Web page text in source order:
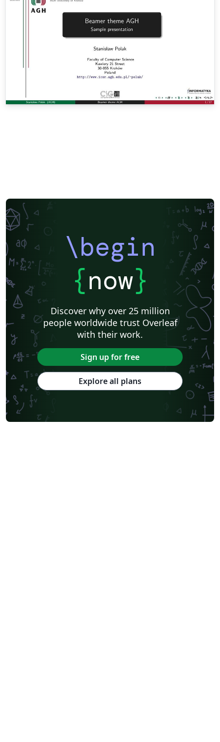
\begin
{now}
Discover why over 25 million
people worldwide trust Overleaf
with their work.
Sign up for free
Explore all plans